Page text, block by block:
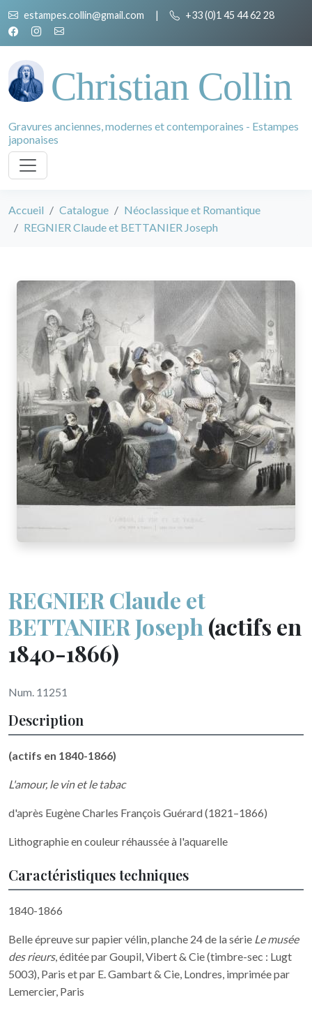
estampes.collin@gmail.com | +33 (0)1 45 44 62 28
Christian Collin
Gravures anciennes, modernes et contemporaines - Estampes
japonaises
Accueil Catalogue
Néoclassique et Romantique
REGNIER Claude et BETTANIER Joseph
REGNIER Claude et
BETTANIER Joseph (actifs en
1840-1866)
Num. 11251
Description
(actifs en 1840-1866)
L'amour, le vin et le tabac
d'après Eugène Charles François Guérard (1821–1866)
Lithographie en couleur réhaussée à l'aquarelle
Caractéristiques techniques
1840-1866
Belle épreuve sur papier vélin, planche 24 de la série Le musée
des rieurs, éditée par Goupil, Vibert & Cie (timbre-sec : Lugt
5003), Paris et par E. Gambart & Cie, Londres, imprimée par
Lemercier, Paris